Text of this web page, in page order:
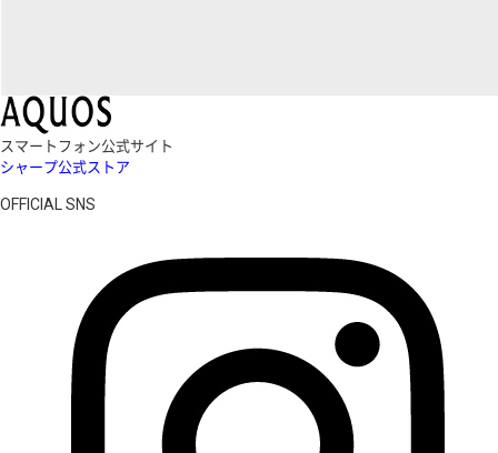
スマートフォン公式サイト
シャープ公式ストア
OFFICIAL SNS